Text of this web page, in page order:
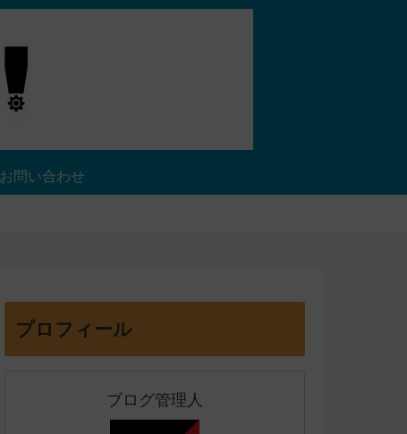
お問い合わせ
プロフィール
ブログ管理人